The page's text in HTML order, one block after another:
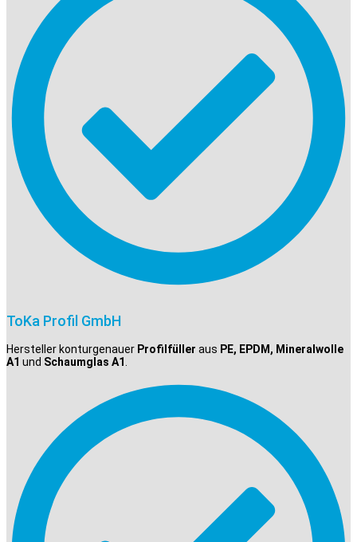
ToKa Profil GmbH
Hersteller konturgenauer Profilfüller aus PE, EPDM, Mineralwolle
A1 und Schaumglas A1.